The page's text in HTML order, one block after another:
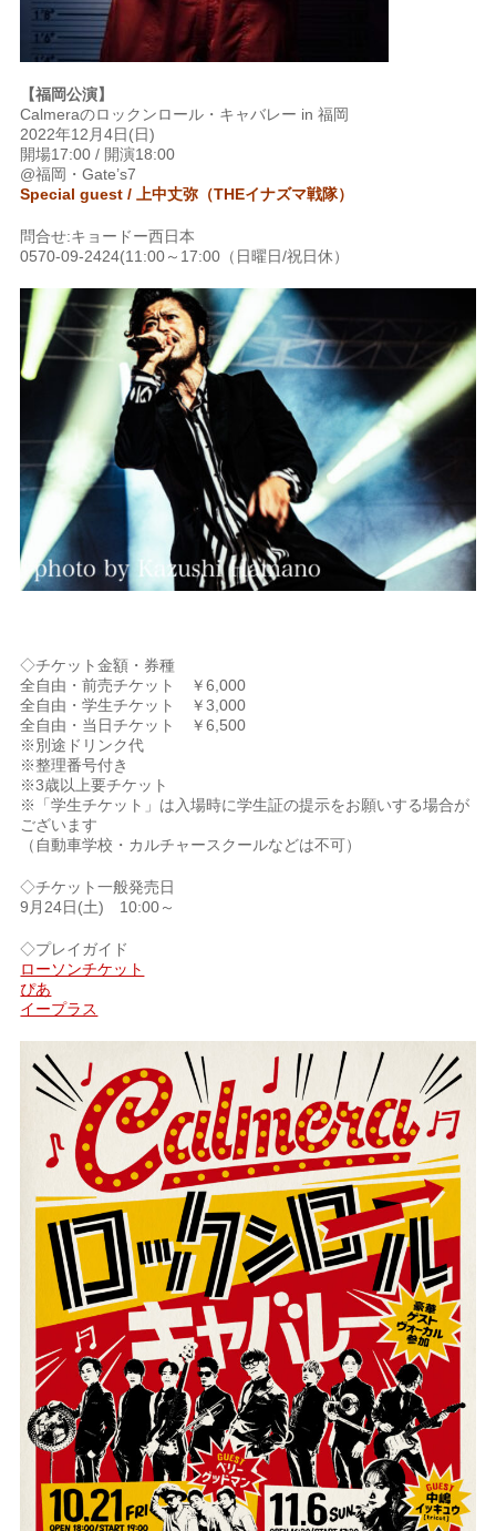
【福岡公演】
Calmeraのロックンロール・キャバレー in 福岡
2022年12月4日(日)
開場17:00 / 開演18:00
@福岡・Gate’s7
Special guest / 上中丈弥（THEイナズマ戦隊）
問合せ:キョードー西日本
0570-09-2424(11:00～17:00（日曜日/祝日休）
◇チケット金額・券種
全自由・前売チケット ￥6,000
全自由・学生チケット ￥3,000
全自由・当日チケット ￥6,500
※別途ドリンク代
※整理番号付き
※3歳以上要チケット
※「学生チケット」は入場時に学生証の提示をお願いする場合が
ございます
（自動車学校・カルチャースクールなどは不可）
◇チケット一般発売日
9月24日(土) 10:00～
◇プレイガイド
ローソンチケット
ぴあ
イープラス